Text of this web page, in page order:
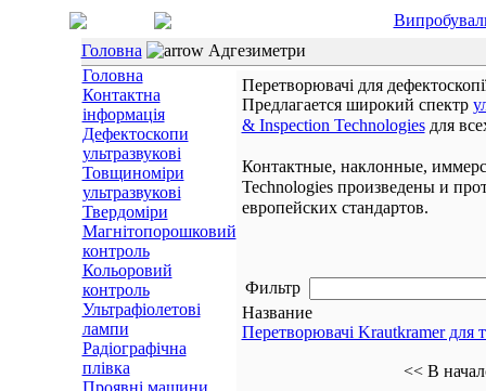
Головна
Адгезиметри
Головна
Контактна
інформація
Дефектоскопи
ультразвукові
Товщиноміри
ультразвукові
Твердоміри
Магнітопорошковий
контроль
Кольоровий
контроль
Ультрафіолетові
лампи
Радіографічна
плівка
Проявні машини
Перетворювачі для
Предлагается широкий спектр
& Inspection Technologiesдля
Контактные, наклонные,
Technologies произведены и
европейских стандартов.
Фильтр
Название
Перетворювачі Krautkramer для
<< В